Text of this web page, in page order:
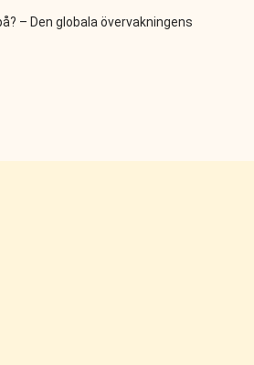
– Den globala övervakningens